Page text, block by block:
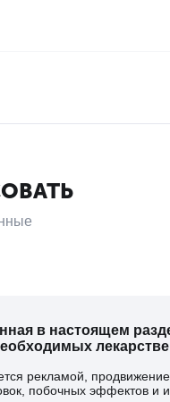
в настоящем
рекламой,
побочных эффектов и